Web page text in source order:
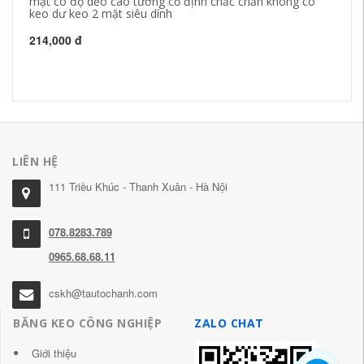
keo dư keo 2 mặt siêu dính
214,000 đ
LIÊN HỆ
111 Triều Khúc - Thanh Xuân - Hà Nội
078.8283.789
0965.68.68.11
cskh@tautochanh.com
BĂNG KEO CÔNG NGHIỆP
Giới thiệu
ZALO CHAT